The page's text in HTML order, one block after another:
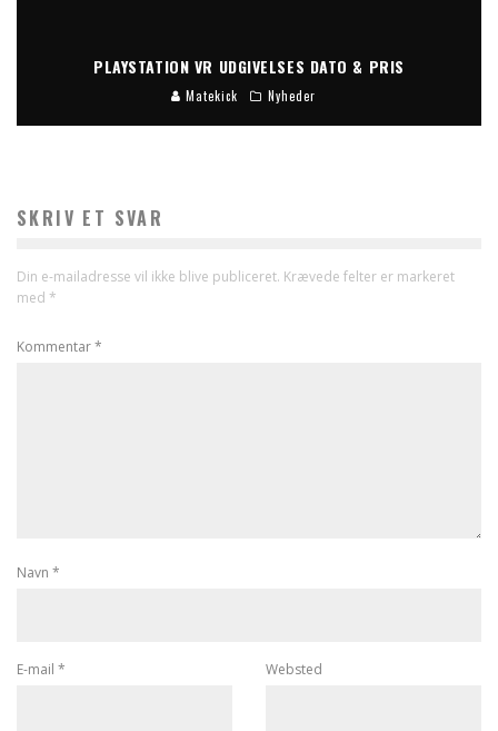
PLAYSTATION VR UDGIVELSES DATO & PRIS
Matekick Nyheder
SKRIV ET SVAR
Din e-mailadresse vil ikke blive publiceret. Krævede felter er markeret
med *
Kommentar*
Navn *
E-mail * Websted